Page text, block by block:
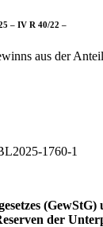
– IV R 40/22 –
aus der
1760-1
der